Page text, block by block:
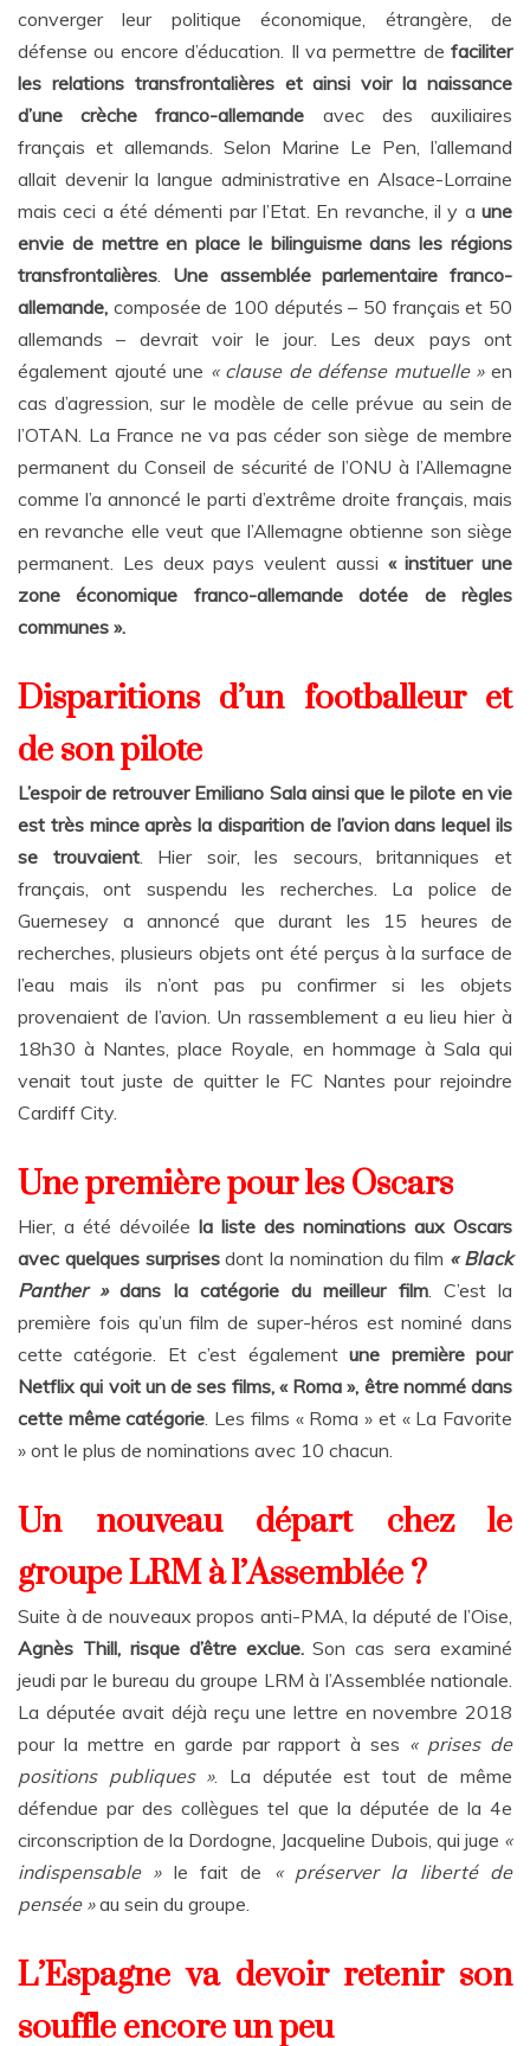
converger leur politique économique, étrangère, de
défense ou encore d’éducation. Il va permettre de faciliter
les relations transfrontalières et ainsi voir la naissance
d’une crèche franco-allemande avec des auxiliaires
français et allemands. Selon Marine Le Pen, l’allemand
allait devenir la langue administrative en Alsace-Lorraine
mais ceci a été démenti par l’Etat. En revanche, il y a une
envie de mettre en place le bilinguisme dans les régions
transfrontalières. Une assemblée parlementaire franco-
allemande, composée de 100 députés – 50 français et 50
allemands – devrait voir le jour. Les deux pays ont
également ajouté une « clause de défense mutuelle »en
cas d’agression, sur le modèle de celle prévue au sein de
l’OTAN. La France ne va pas céder son siège de membre
permanent du Conseil de sécurité de l’ONU à l’Allemagne
comme l’a annoncé le parti d’extrême droite français, mais
en revanche elle veut que l’Allemagne obtienne son siège
permanent. Les deux pays veulent aussi « instituer une
zone économique franco-allemande dotée de règles
communes ».
Disparitions d’un footballeur et
de son pilote
L’espoir de retrouver Emiliano Sala ainsi que le pilote en vie
est très mince après la disparition de l’avion dans lequel ils
se trouvaient. Hier soir, les secours, britanniques et
français, ont suspendu les recherches. La police de
Guernesey a annoncé que durant les 15 heures de
recherches, plusieurs objets ont été perçus à la surface de
l’eau mais ils n’ont pas pu confirmer si les objets
provenaient de l’avion. Un rassemblement a eu lieu hier à
18h30 à Nantes, place Royale, en hommage à Sala qui
venait tout juste de quitter le FC Nantes pour rejoindre
Cardiff City.
Une première pour les Oscars
Hier, a été dévoilée la liste des nominations aux Oscars
avec quelques surprisesdont la nomination du film « Black
Panther »dans la catégorie du meilleur film. C’est la
première fois qu’un film de super-héros est nominé dans
cette catégorie. Et c’est égalementune première pour
Netflix qui voit un de ses films, « Roma », être nommé dans
cette même catégorie. Les films « Roma » et « La Favorite
» ont le plus de nominations avec 10 chacun.
Un nouveau départ chez le
groupe LRM à l’Assemblée ?
Suite à de nouveaux propos anti-PMA, la député de l’Oise,
Agnès Thill, risque d’être exclue.Son cas sera examiné
jeudi par le bureau du groupe LRM à l’Assemblée nationale.
La députée avait déjà reçu une lettre en novembre 2018
pour la mettre en garde par rapport à ses « prises de
positions publiques ». La députée est tout de même
défendue par des collègues tel que la députée de la 4e
circonscription de la Dordogne, Jacqueline Dubois, qui juge «
indispensable »le fait de « préserver la liberté de
pensée »au sein du groupe.
L’Espagne va devoir retenir son
souffle encore un peu